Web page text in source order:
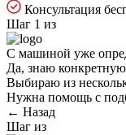
Консультация
Шаг 1 из
С машиной уже
Да, знаю
Выбираю из
Нужна помощь с
← Назад
Шаг из